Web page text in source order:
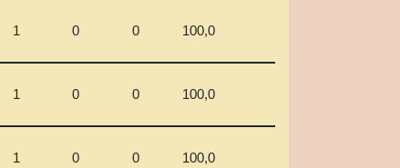
1 0 0 100,0
1 0 0 100,0
1 0 0 100,0